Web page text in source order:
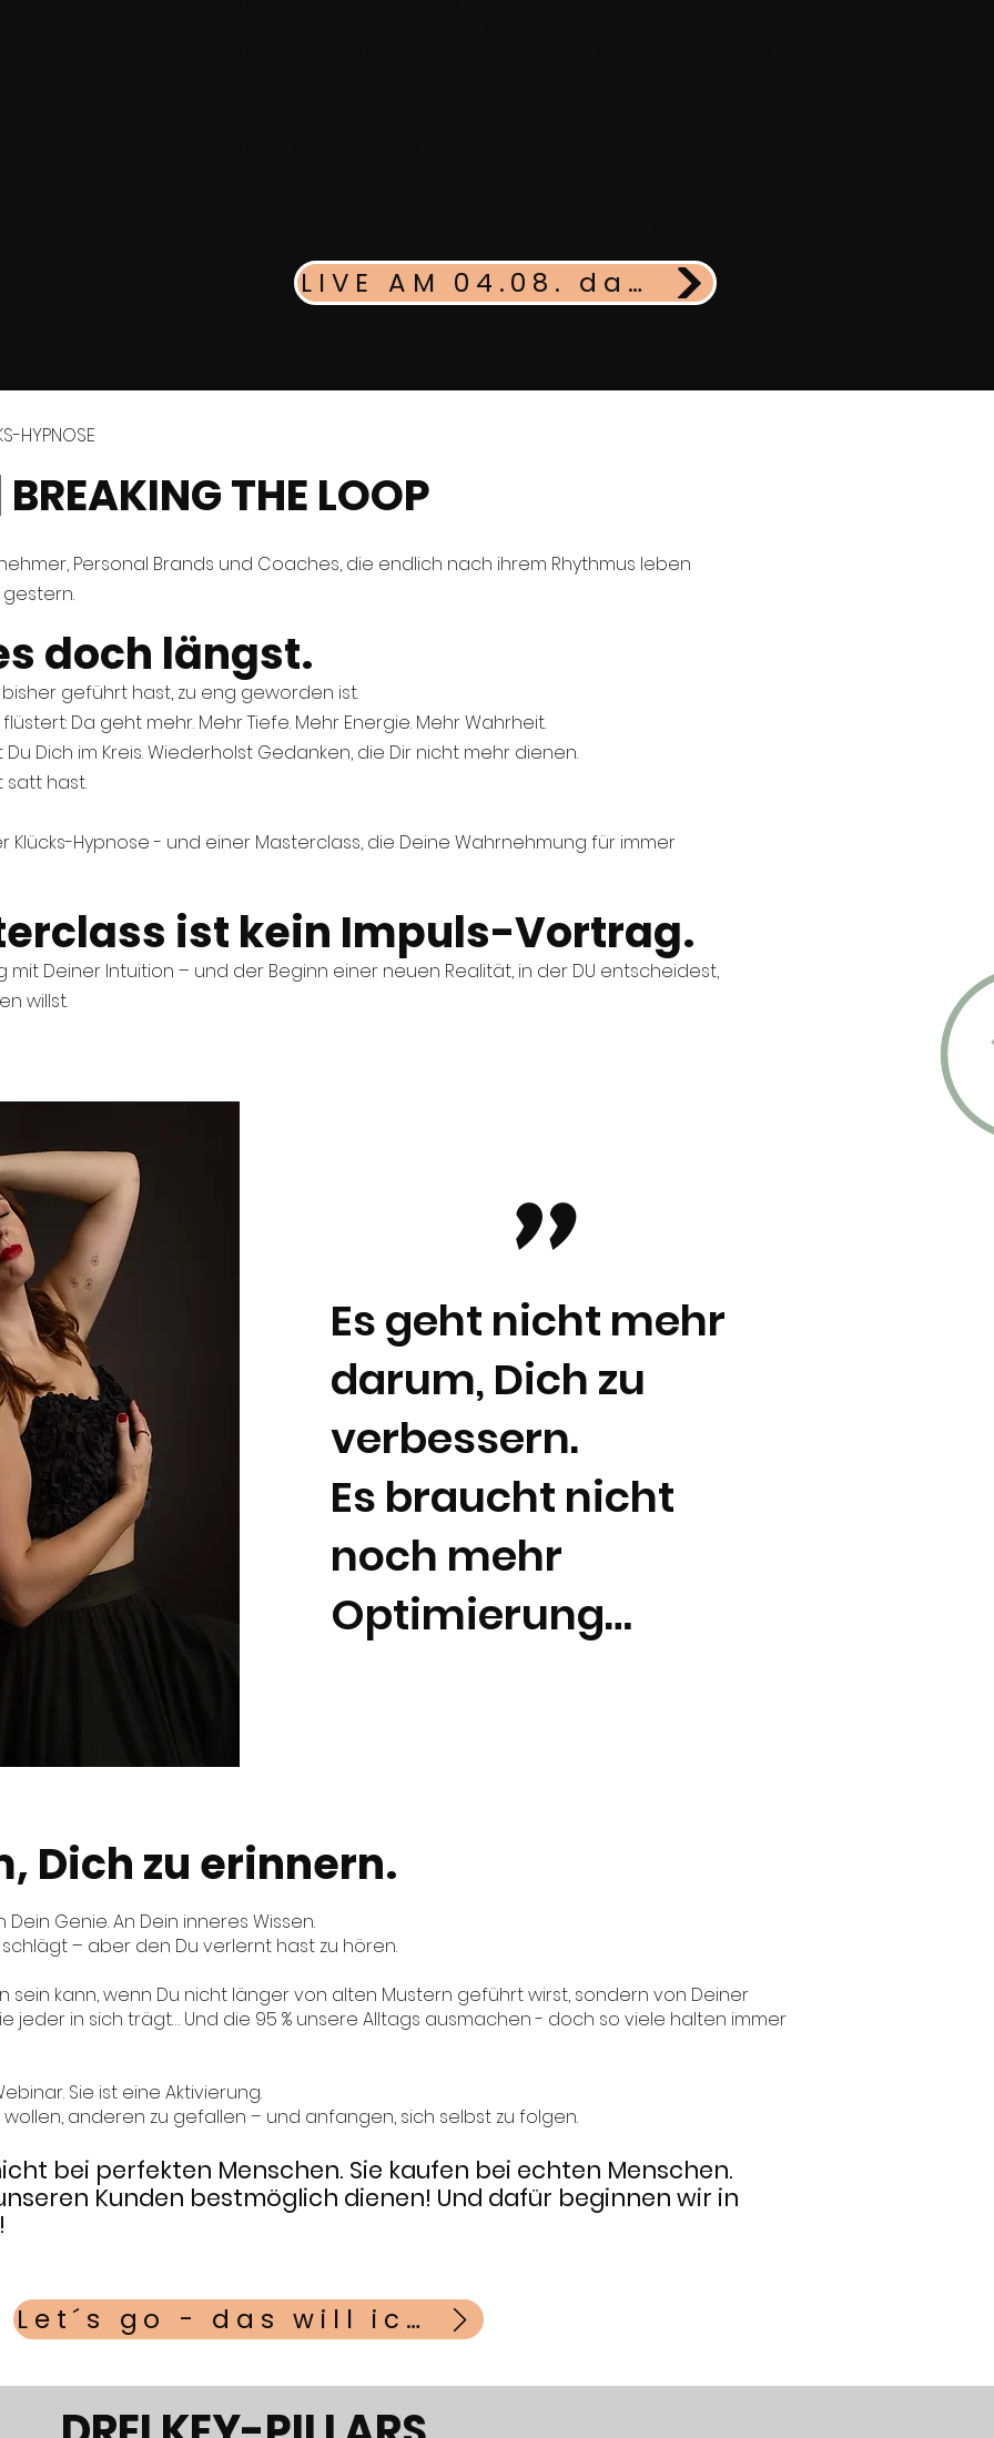
LIVE AM 04.08. dabei sein
HYPNOSE
THE LOOP
Personal Brands und Coaches, die endlich nach ihrem Rhythmus leben
doch längst.
bisher geführt hast, zu eng geworden ist.
Da geht mehr. Mehr Tiefe. Mehr Energie. Mehr Wahrheit.
Dich im Kreis. Wiederholst Gedanken, die Dir nicht mehr dienen.
satt hast.
der Klücks-Hypnose - und einer Masterclass, die Deine Wahrnehmung für immer
ist kein Impuls-Vortrag.
mit Deiner Intuition – und der Beginn einer neuen Realität, in der DU entscheidest,
willst.
Es geht nicht mehr
darum, Dich zu
verbessern.
Es braucht nicht
noch mehr
Optimierung…
"
Dich zu erinnern.
Genie. An Dein inneres Wissen.
– aber den Du verlernt hast zu hören.
sein kann, wenn Du nicht länger von alten Mustern geführt wirst, sondern von Deiner
jeder in sich trägt… Und die 95 % unsere Alltags ausmachen - doch so viele halten immer
Sie ist eine Aktivierung.
anderen zu gefallen – und anfangen, sich selbst zu folgen.
bei perfekten Menschen. Sie kaufen bei echten Menschen.
Kunden bestmöglich dienen! Und dafür beginnen wir in
Let´s go - das will ich!